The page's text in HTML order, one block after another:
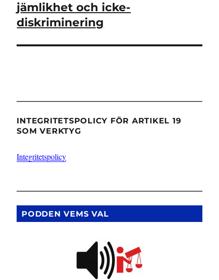
jämlikhet och icke-
diskriminering
INTEGRITETSPOLICY FÖR ARTIKEL 19
SOM VERKTYG
Integritetspolicy
PODDEN VEMS VAL